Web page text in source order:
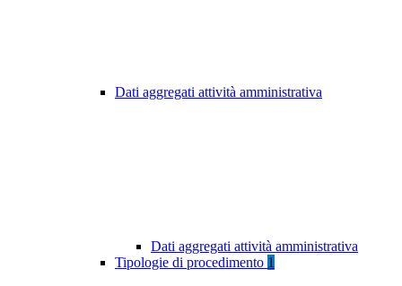
Dati aggregati attività amministrativa
Dati aggregati attività amministrativa
Tipologie di procedimento 1